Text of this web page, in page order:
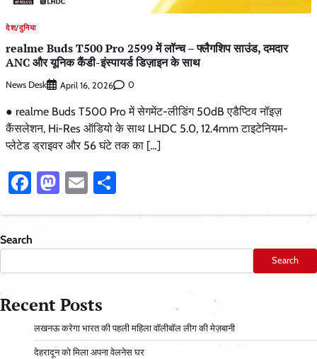
देश/दुनिया
realme Buds T500 Pro 2599 में लॉन्च – फ्लैगशिप साउंड, दमदार
ANC और यूनिक कैंडी-इंस्पायर्ड डिज़ाइन के साथ
News Desk April 16, 2026 0
● realme Buds T500 Pro में सेगमेंट-लीडिंग 50dB एडैप्टिव नॉइज़
कैंसलेशन, Hi-Res ऑडियो के साथ LHDC 5.0, 12.4mm टाइटेनियम-
प्लेटेड ड्राइवर और 56 घंटे तक का […]
Facebook
Mastodon
Email
Search
Search
Recent Posts
लखनऊ करेगा भारत की पहली महिला वॉलीबॉल लीग की मेज़बानी
देहरादून को मिला अपना वेलनेस घर